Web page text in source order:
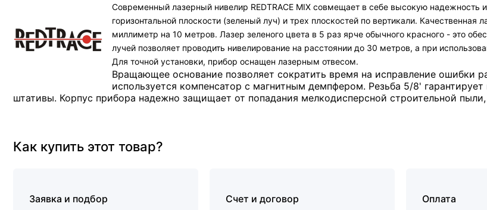
Современный лазерный нивелир REDTRACE MIX совмещает в себе высокую надежность
горизонтальной плоскости (зеленый луч) и трех плоскостей по вертикали. Качественная
миллиметр на 10 метров. Лазер зеленого цвета в 5 раз ярче обычного красного - это
лучей позволяет проводить нивелирование на расстоянии до 30 метров, а при
Для точной установки, прибор оснащен лазерным отвесом.
Вращающее основание позволяет сократить время на исправление ошибки
используется компенсатор с магнитным демпфером. Резьба 5/8'
штативы. Корпус прибора надежно защищает от попадания мелкодисперсной строительной
Как купить этот товар?
Заявка и подбор Счет и договор Оплата